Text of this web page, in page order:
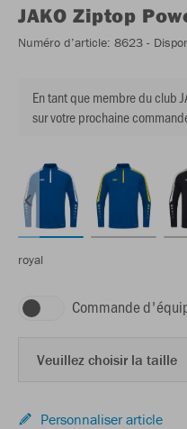
JAKO Ziptop
Numéro d’article: 8623 -
En tant que membre du club
sur votre prochaine
royal
Commande
Veuillez choisir la taille
Personnaliser article